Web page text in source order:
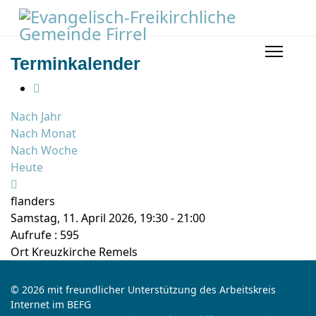
Terminkalender
Nach Jahr
Nach Monat
Nach Woche
Heute
flanders
Samstag, 11. April 2026, 19:30 - 21:00
Aufrufe : 595
Ort Kreuzkirche Remels
© 2026 mit freundlicher Unterstützung des Arbeitskreis
Internet im BEFG